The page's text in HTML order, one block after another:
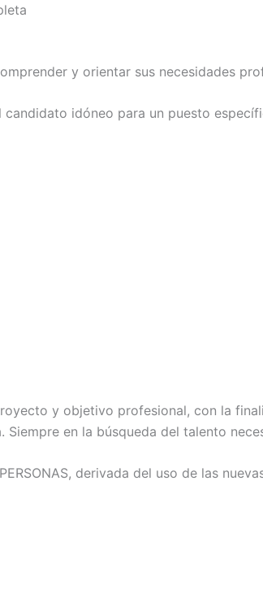
y orientar sus necesidades
idóneo para un puesto
y objetivo profesional, con la
en la búsqueda del talento
derivada del uso de las